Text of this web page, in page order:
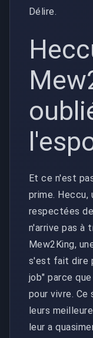
Délire.
Et ce n'est
prime. Heccu,
respectées
n'arrive pas à
Mew2King,
s'est fait dire
job" parce
pour vivre. Ce
leurs
leur a